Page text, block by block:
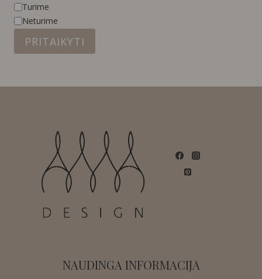
Statusas
Turime
Neturime
PRITAIKYTI
NAUDINGA INFORMACIJA